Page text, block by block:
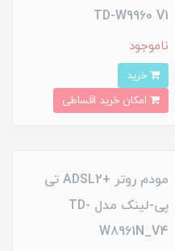
TD-W9960 V1
ناموجود
مودم روتر +ADSL2 تی
پی-لینک مدل TD-
W8961N_V4